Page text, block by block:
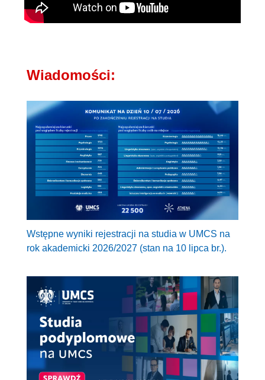
Wiadomości:
Wstępne wyniki rejestracji na studia w UMCS na
rok akademicki 2026/2027 (stan na 10 lipca br.).